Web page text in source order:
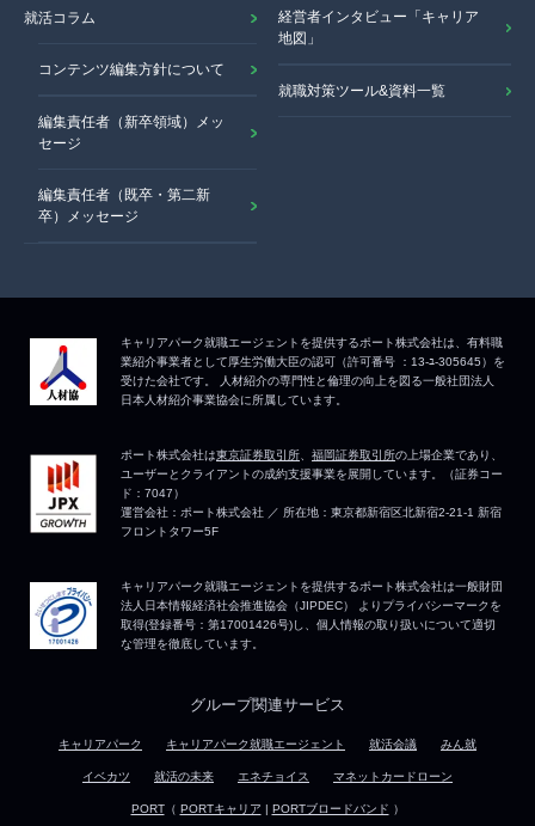
就活コラム
コンテンツ編集方針について
編集責任者（新卒領域）メッ
セージ
編集責任者（既卒・第二新
卒）メッセージ
経営者インタビュー「キャリア
地図」
就職対策ツール&資料一覧